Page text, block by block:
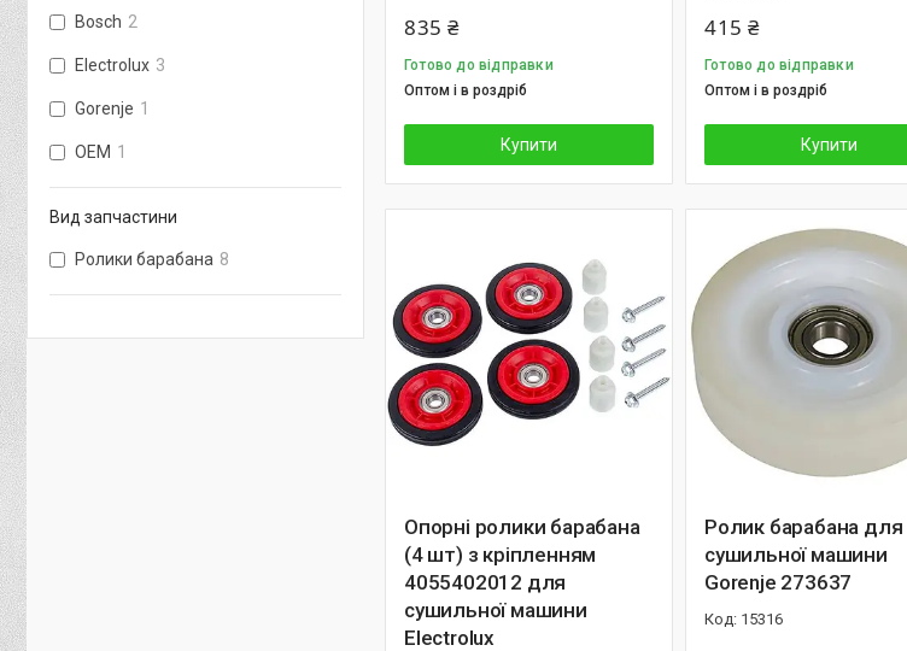
835 ₴
Готово до відправки
Оптом і в роздріб
Купити
415 ₴
Готово до відправки
Оптом і в роздріб
Купити
Опорні ролики барабана
(4 шт) з кріпленням
4055402012 для
сушильної машини
Electrolux
Ролик барабана для
сушильної машини
Gorenje 273637
15316
Bosch 2
Electrolux 3
Gorenje 1
OEM 1
Вид запчастини
Ролики барабана 8